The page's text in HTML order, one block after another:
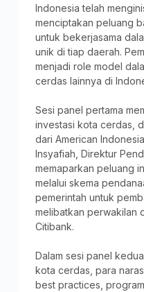
Indonesia telah
menciptakan peluang
untuk bekerjasama
unik di tiap daerah.
menjadi role model
cerdas lainnya di
Sesi panel pertama
investasi kota cerdas,
dari American
Insyafiah, Direktur
memaparkan peluang
melalui skema
pemerintah untuk
melibatkan perwakilan
Citibank.
Dalam sesi panel
kota cerdas, para
best practices,